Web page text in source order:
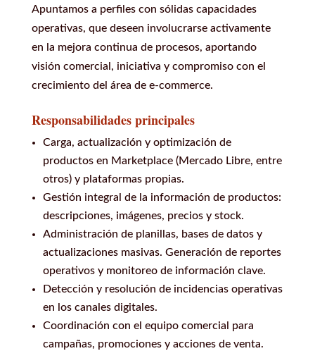
Apuntamos a perfiles con sólidas capacidades
operativas, que deseen involucrarse activamente
en la mejora continua de procesos, aportando
visión comercial, iniciativa y compromiso con el
crecimiento del área de e-commerce.
Responsabilidades principales
Carga, actualización y optimización de
productos en Marketplace (Mercado Libre, entre
otros) y plataformas propias.
Gestión integral de la información de productos:
descripciones, imágenes, precios y stock.
Administración de planillas, bases de datos y
actualizaciones masivas. Generación de reportes
operativos y monitoreo de información clave.
Detección y resolución de incidencias operativas
en los canales digitales.
Coordinación con el equipo comercial para
campañas, promociones y acciones de venta.